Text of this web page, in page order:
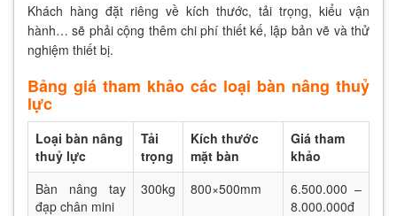
Khách hàng đặt riêng về kích thước, tải trọng, kiểu vận
hành… sẽ phải cộng thêm chi phí thiết kế, lập bản vẽ và thử
nghiệm thiết bị.
Bảng giá tham khảo các loại bàn nâng thuỷ
lực
Loại bàn nâng
thuỷ lực
Tải
trọng
Kích thước
mặt bàn
Giá tham
khảo
Bàn nâng tay
đạp chân mini
300kg 800×500mm
6.500.000 –
8.000.000đ